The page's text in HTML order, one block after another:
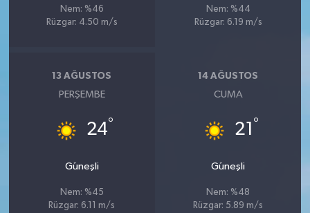
Nem: %46
Rüzgar: 4.50 m/s
Nem: %44
Rüzgar: 6.19 m/s
13 AĞUSTOS
PERŞEMBE
24°
Güneşli
Nem: %45
Rüzgar: 6.11 m/s
14 AĞUSTOS
CUMA
21 °
Güneşli
Nem: %48
Rüzgar: 5.89 m/s